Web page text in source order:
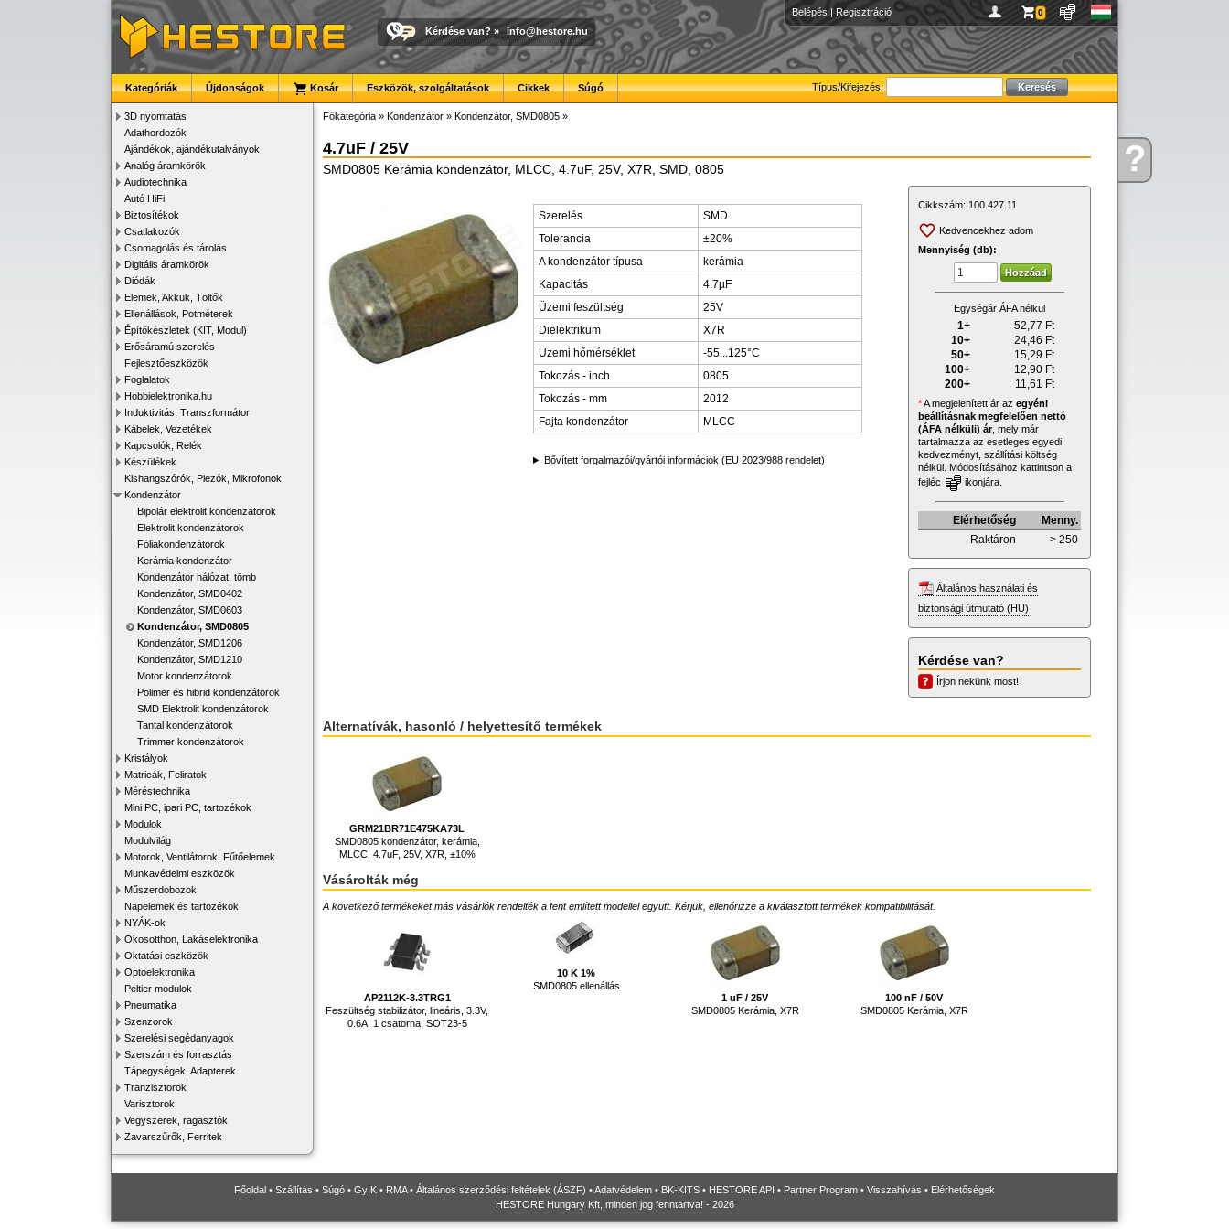
Kérdése?
Belépés | Regisztráció 0
Kérdése van? » info@hestore.hu
Típus/Kifejezés:
Kategóriák Újdonságok Kosár Eszközök, szolgáltatások Cikkek Súgó
3D nyomtatás
Adathordozók
Ajándékok, ajándékutalványok
Analóg áramkörök
Audiotechnika
Autó HiFi
Biztosítékok
Csatlakozók
Csomagolás és tárolás
Digitális áramkörök
Diódák
Elemek, Akkuk, Töltők
Ellenállások, Potméterek
Építőkészletek (KIT, Modul)
Erősáramú szerelés
Fejlesztőeszközök
Foglalatok
Hobbielektronika.hu
Induktivitás, Transzformátor
Kábelek, Vezetékek
Kapcsolók, Relék
Készülékek
Kishangszórók, Piezók, Mikrofonok
Kondenzátor
Bipolár elektrolit kondenzátorok
Elektrolit kondenzátorok
Fóliakondenzátorok
Kerámia kondenzátor
Kondenzátor hálózat, tömb
Kondenzátor, SMD0402
Kondenzátor, SMD0603
Kondenzátor, SMD0805
Kondenzátor, SMD1206
Kondenzátor, SMD1210
Motor kondenzátorok
Polimer és hibrid kondenzátorok
SMD Elektrolit kondenzátorok
Tantal kondenzátorok
Trimmer kondenzátorok
Kristályok
Matricák, Feliratok
Méréstechnika
Mini PC, ipari PC, tartozékok
Modulok
Modulvilág
Motorok, Ventilátorok, Fűtőelemek
Munkavédelmi eszközök
Műszerdobozok
Napelemek és tartozékok
NYÁK-ok
Okosotthon, Lakáselektronika
Oktatási eszközök
Optoelektronika
Peltier modulok
Pneumatika
Szenzorok
Szerelési segédanyagok
Szerszám és forrasztás
Tápegységek, Adapterek
Tranzisztorok
Varisztorok
Vegyszerek, ragasztók
Zavarszűrők, Ferritek
Főkategória » Kondenzátor » Kondenzátor, SMD0805 »
4.7uF / 25V
SMD0805 Kerámia kondenzátor, MLCC, 4.7uF, 25V, X7R, SMD, 0805
Szerelés
SMD
Tolerancia
±20%
A kondenzátor típusa
kerámia
Kapacitás
4.7µF
Üzemi feszültség
25V
Dielektrikum
X7R
Üzemi hőmérséklet
-55...125°C
Tokozás - inch
0805
Tokozás - mm
2012
Fajta kondenzátor
MLCC
Bővített forgalmazói/gyártói információk (EU 2023/988 rendelet)
Cikkszám: 100.427.11
Kedvencekhez adom
Mennyiség (db):
Egységár ÁFA nélkül
1+ 52,77 Ft
10+
24,46 Ft
50+
15,29 Ft
100+
12,90 Ft
200+
11,61 Ft
*A megjelenített ár az egyéni
beállításnak megfelelően nettó
(ÁFA nélküli) ár, mely már
tartalmazza az esetleges egyedi
kedvezményt, szállítási költség
nélkül. Módosításához kattintson a
fejléc
ikonjára.
Elérhetőség
Menny.
Raktáron
> 250
Általános használati és
biztonsági útmutató (HU)
Kérdése van?
Írjon nekünk most!
Alternatívák, hasonló / helyettesítő termékek
GRM21BR71E475KA73L
SMD0805 kondenzátor, kerámia,
MLCC, 4.7uF, 25V, X7R, ±10%
Vásárolták még
A következő termékeket más vásárlók rendelték a fent említett modellel együtt. Kérjük, ellenőrizze a kiválasztott termékek kompatibilitását.
AP2112K-3.3TRG1
Feszültség stabilizátor, lineáris, 3.3V,
0.6A, 1 csatorna, SOT23-5
10 K 1%
SMD0805 ellenállás
1 uF / 25V
SMD0805 Kerámia, X7R
100 nF / 50V
SMD0805 Kerámia, X7R
Főoldal • Szállítás • Súgó • GyIK • RMA• Általános szerződési feltételek (ÁSZF) •Adatvédelem • BK-KITS • HESTORE API • Partner Program • Visszahívás • Elérhetőségek
HESTORE Hungary Kft, minden jog fenntartva! - 2026